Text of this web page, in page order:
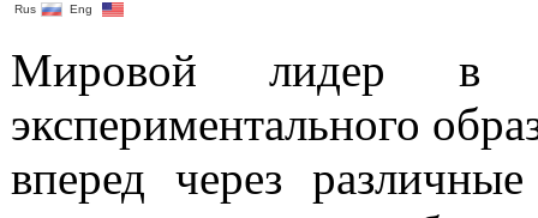
Rus Eng
Мировой лидер в
экспериментального
вперед через